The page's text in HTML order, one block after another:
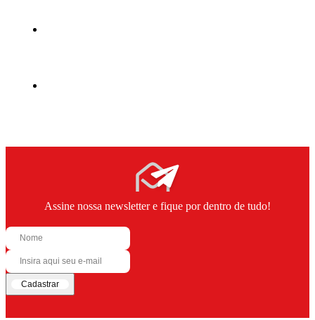
Assine nossa newsletter e fique por dentro de tudo!
Cadastrar